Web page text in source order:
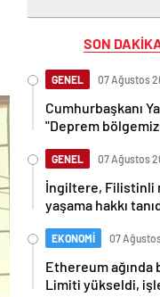
SON
GENEL 07 Ağustos
Cumhurbaşkanı
"Deprem
GENEL 07 Ağustos
İngiltere, Filistinli
yaşama hakkı
EKONOMİ 07
Ethereum ağında
Limiti yükseldi,